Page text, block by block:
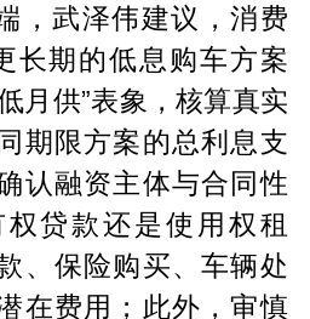
，武泽伟建议，消费
长期的低息购车方案
月供”表象，核算真实
期限方案的总利息支
认融资主体与合同性
贷款还是使用权租
、保险购买、车辆处
在费用；此外，审慎